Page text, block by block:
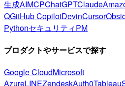
生成AIMCPChatGPTClaude
QGitHub CopilotDevinCursor
PythonセキュリティPM
プロダクトやサービスで探す
Google CloudMicrosoft
AzureLINEZendeskAuth0Tableau